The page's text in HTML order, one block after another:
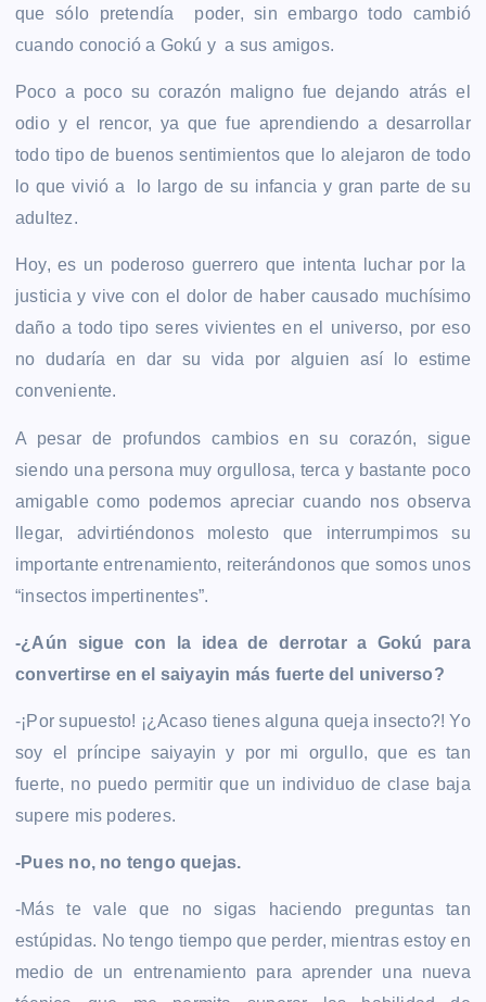
que sólo pretendía poder, sin embargo todo cambió
cuando conoció a Gokú y a sus amigos.
Poco a poco su corazón maligno fue dejando atrás el
odio y el rencor, ya que fue aprendiendo a desarrollar
todo tipo de buenos sentimientos que lo alejaron de todo
lo que vivió a lo largo de su infancia y gran parte de su
adultez.
Hoy, es un poderoso guerrero que intenta luchar por la
justicia y vive con el dolor de haber causado muchísimo
daño a todo tipo seres vivientes en el universo, por eso
no dudaría en dar su vida por alguien así lo estime
conveniente.
A pesar de profundos cambios en su corazón, sigue
siendo una persona muy orgullosa, terca y bastante poco
amigable como podemos apreciar cuando nos observa
llegar, advirtiéndonos molesto que interrumpimos su
importante entrenamiento, reiterándonos que somos unos
“insectos impertinentes”.
-¿Aún sigue con la idea de derrotar a Gokú para
convertirse en el saiyayin más fuerte del universo?
-¡Por supuesto! ¡¿Acaso tienes alguna queja insecto?! Yo
soy el príncipe saiyayin y por mi orgullo, que es tan
fuerte, no puedo permitir que un individuo de clase baja
supere mis poderes.
-Pues no, no tengo quejas.
-Más te vale que no sigas haciendo preguntas tan
estúpidas. No tengo tiempo que perder, mientras estoy en
medio de un entrenamiento para aprender una nueva